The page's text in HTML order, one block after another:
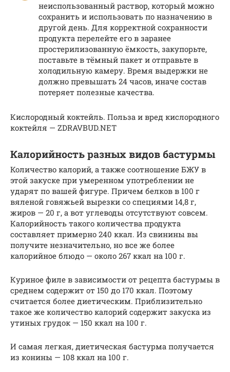
неиспользованный раствор, который можно
сохранить и использовать по назначению в
другой день. Для корректной сохранности
продукта перелейте его в заранее
простерилизованную ёмкость, закупорьте,
поставьте в тёмный пакет и отправьте в
холодильную камеру. Время выдержки не
должно превышать 24 часов, иначе состав
потеряет полезные качества.
Кислородный коктейль. Польза и вред кислородного
коктейля — ZDRAVBUD.NET
Калорийность разных видов бастурмы
Количество калорий, а также соотношение БЖУ в
этой закуске при умеренном употреблении не
ударят по вашей фигуре. Причем белков в 100 г
вяленой говяжьей вырезки со специями 14,8 г,
жиров — 20 г, а вот углеводы отсутствуют совсем.
Калорийность такого количества продукта
составляет примерно 240 ккал. Из свинины вы
получите незначительно, но все же более
калорийное блюдо — около 267 ккал на 100 г.
Куриное филе в зависимости от рецепта бастурмы в
среднем содержит от 150 до 170 ккал. Поэтому
считается более диетическим. Приблизительно
такое же количество калорий содержит закуска из
утиных грудок — 150 ккал на 100 г.
И самая легкая, диетическая бастурма получается
из конины — 108 ккал на 100 г.